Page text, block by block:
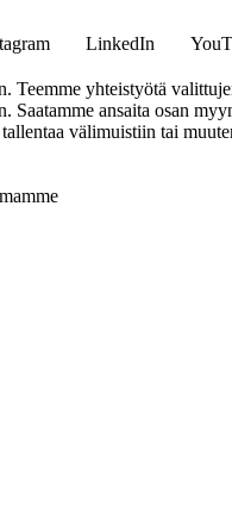
LinkedIn
Teemme yhteistyötä
ansaita osan
tallentaa välimuistiin tai